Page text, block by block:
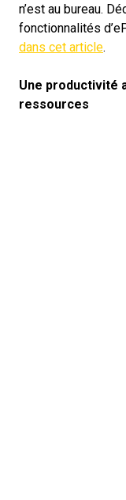
n’est au bureau.
fonctionnalités
dans cet article.
Une productivité
ressources